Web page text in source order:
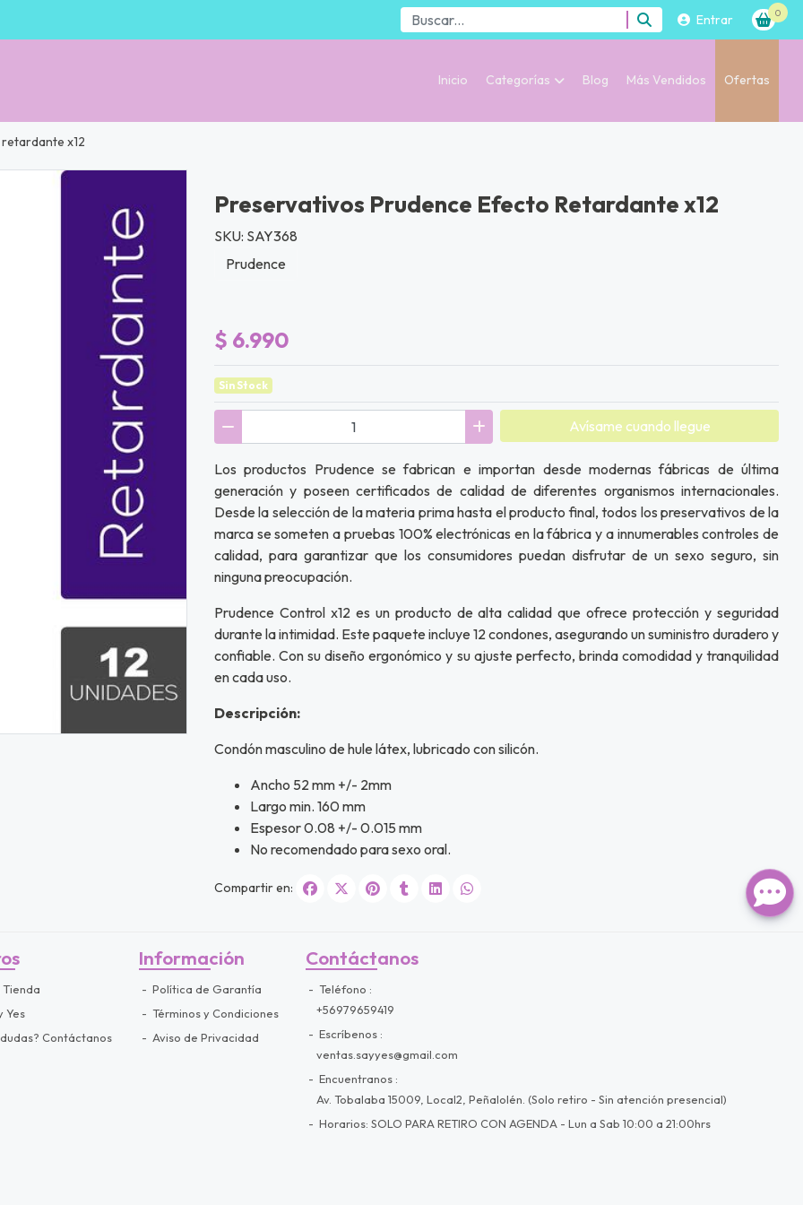
Entrar 0
Inicio Categorías Blog Más Vendidos Ofertas
x12
Preservativos Prudence Efecto Retardante x12
SKU: SAY368
Prudence
$ 6.990
Sin Stock
Avísame cuando llegue
Los productos Prudence se fabrican e importan desde modernas fábricas de última
generación y poseen certificados de calidad de diferentes organismos internacionales.
Desde la selección de la materia prima hasta el producto final, todos los preservativos de la
marca se someten a pruebas 100% electrónicas en la fábrica y a innumerables controles de
calidad, para garantizar que los consumidores puedan disfrutar de un sexo seguro, sin
ninguna preocupación.
Prudence Control x12 es un producto de alta calidad que ofrece protección y seguridad
durante la intimidad. Este paquete incluye 12 condones, asegurando un suministro duradero y
confiable. Con su diseño ergonómico y su ajuste perfecto, brinda comodidad y tranquilidad
en cada uso.
Descripción:
Condón masculino de hule látex, lubricado con silicón.
Ancho 52 mm +/- 2mm
Largo min. 160 mm
Espesor 0.08 +/- 0.015 mm
No recomendado para sexo oral.
Compartir en:
Yes
dudas? Contáctanos
Información
Política de Garantía
Términos y Condiciones
Aviso de Privacidad
Contáctanos
Teléfono
+56979659419
Escríbenos
ventas.sayyes@gmail.com
Encuentranos
Av. Tobalaba 15009, Local2, Peñalolén. (Solo retiro - Sin atención presencial)
Horarios: SOLO PARA RETIRO CON AGENDA - Lun a Sab 10:00 a 21:00hrs